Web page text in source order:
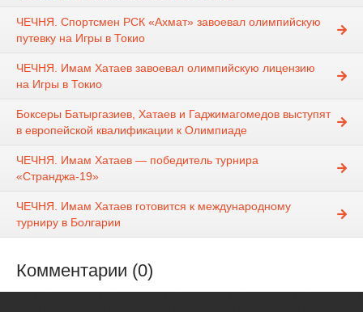
ЧЕЧНЯ. Спортсмен РСК «Ахмат» завоевал олимпийскую
путевку на Игры в Токио
ЧЕЧНЯ. Имам Хатаев завоевал олимпийскую лицензию
на Игры в Токио
Боксеры Батыргазиев, Хатаев и Гаджимагомедов выступят
в европейской квалификации к Олимпиаде
ЧЕЧНЯ. Имам Хатаев — победитель турнира
«Странджа-19»
ЧЕЧНЯ. Имам Хатаев готовится к международному
турниру в Болгарии
Комментарии (0)